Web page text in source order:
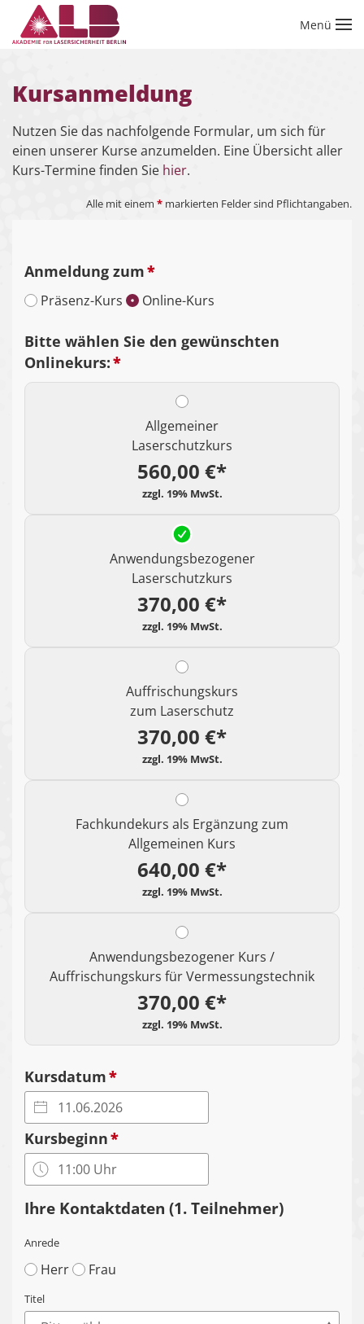
Zum Hauptinhalt springen
Menü
Kursanmeldung
Nutzen Sie das nachfolgende Formular, um sich für
einen unserer Kurse anzumelden. Eine Übersicht aller
Kurs-Termine finden Sie hier.
Alle mit einem * markierten Felder sind Pflichtangaben.
Anmeldung zum*
Präsenz-Kurs Online-Kurs
Bitte wählen Sie den gewünschten
Onlinekurs:*
Allgemeiner
Laserschutzkurs
560,00 €*
Anwendungsbezogener
Laserschutzkurs
370,00 €*
Auffrischungskurs
zum Laserschutz
370,00 €*
Fachkundekurs als Ergänzung zum
Allgemeinen Kurs
640,00 €*
Anwendungsbezogener Kurs /
Auffrischungskurs für Vermessungstechnik
370,00 €*
Kursdatum*
Kursbeginn*
Ihre Kontaktdaten (1. Teilnehmer)
Anrede
Herr Frau
Titel